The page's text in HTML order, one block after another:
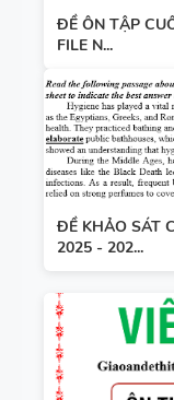
ĐỀ ÔN TẬP
FILE N...
ĐỀ KHẢO SÁT
2025 - 202...